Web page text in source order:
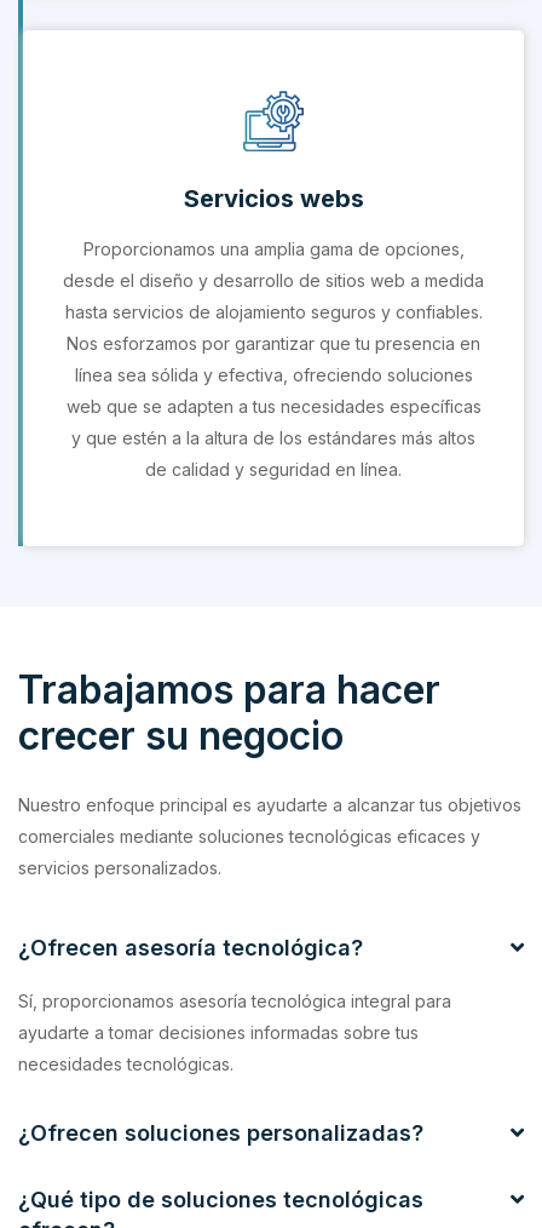
Servicios webs
Proporcionamos una amplia gama de opciones,
desde el diseño y desarrollo de sitios web a medida
hasta servicios de alojamiento seguros y confiables.
Nos esforzamos por garantizar que tu presencia en
línea sea sólida y efectiva, ofreciendo soluciones
web que se adapten a tus necesidades específicas
y que estén a la altura de los estándares más altos
de calidad y seguridad en línea.
Trabajamos para hacer
crecer su negocio
Nuestro enfoque principal es ayudarte a alcanzar tus objetivos
comerciales mediante soluciones tecnológicas eficaces y
servicios personalizados.
¿Ofrecen asesoría tecnológica?
Sí, proporcionamos asesoría tecnológica integral para
ayudarte a tomar decisiones informadas sobre tus
necesidades tecnológicas.
¿Ofrecen soluciones personalizadas?
¿Qué tipo de soluciones tecnológicas